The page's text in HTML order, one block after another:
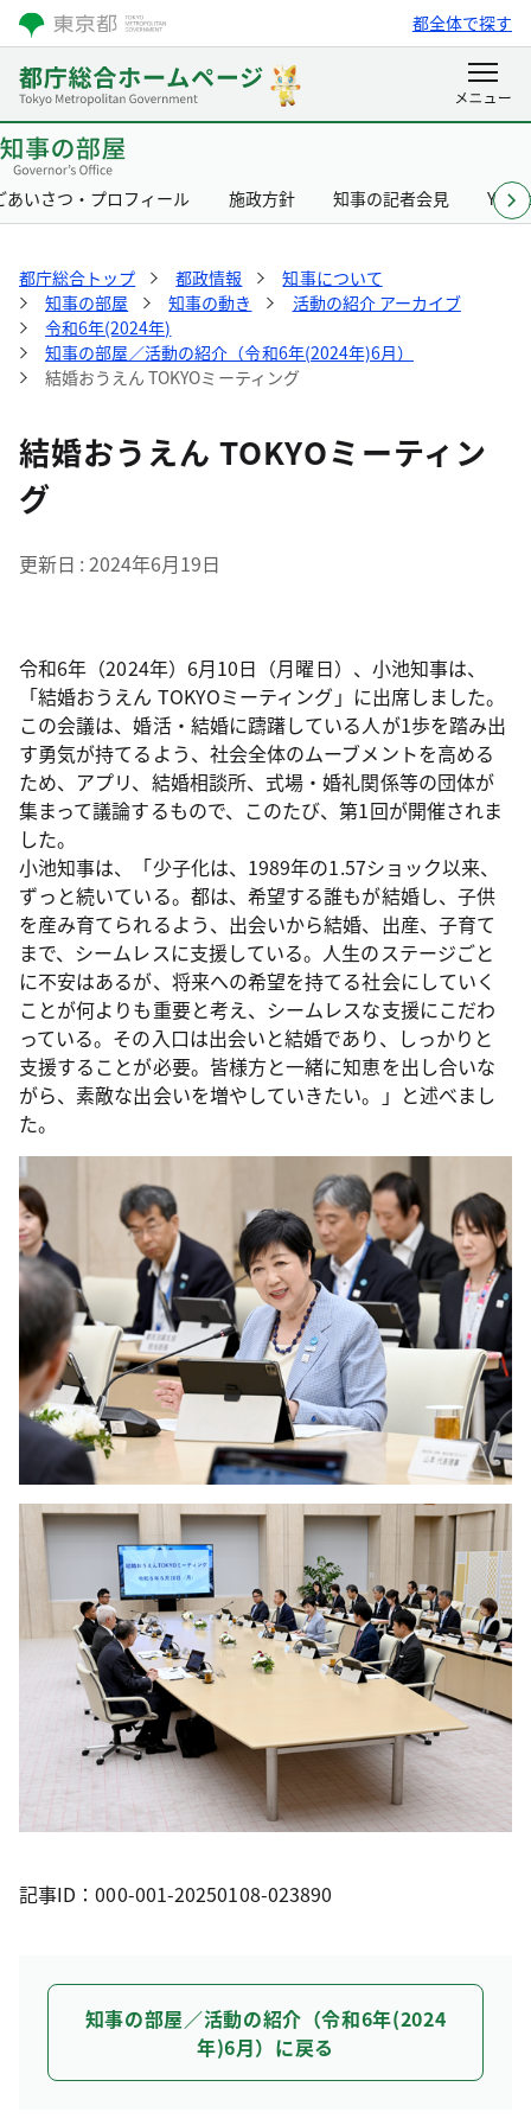
都全体で探す
あいさつ・プロフィール 施政方針 知事の記者会見
都庁総合トップ 都政情報
知事について
知事の部屋
知事の動き
活動の紹介 アーカイブ
令和6年(2024年)
知事の部屋／活動の紹介（令和6年(2024年)6月）
結婚おうえん TOKYOミーティング
結婚おうえん TOKYOミーティン
グ
更新日 2024年6月19日
令和6年（2024年）6月10日（月曜日）、小池知事は、
「結婚おうえん TOKYOミーティング」に出席しました。
この会議は、婚活・結婚に躊躇している人が1歩を踏み出
す勇気が持てるよう、社会全体のムーブメントを高める
ため、アプリ、結婚相談所、式場・婚礼関係等の団体が
集まって議論するもので、このたび、第1回が開催されま
した。
小池知事は、「少子化は、1989年の1.57ショック以来、
ずっと続いている。都は、希望する誰もが結婚し、子供
を産み育てられるよう、出会いから結婚、出産、子育て
まで、シームレスに支援している。人生のステージごと
に不安はあるが、将来への希望を持てる社会にしていく
ことが何よりも重要と考え、シームレスな支援にこだわ
っている。その入口は出会いと結婚であり、しっかりと
支援することが必要。皆様方と一緒に知恵を出し合いな
がら、素敵な出会いを増やしていきたい。」と述べまし
た。
記事ID：000-001-20250108-023890
知事の部屋／活動の紹介（令和6年(2024
年)6月）に戻る